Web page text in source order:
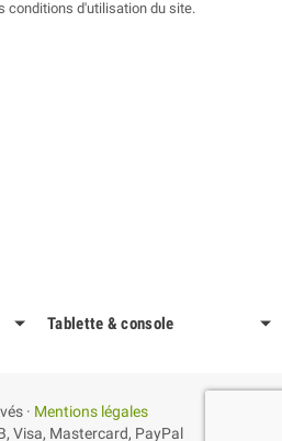
conditions d'utilisation du site.
Tablette & console
· Mentions légales